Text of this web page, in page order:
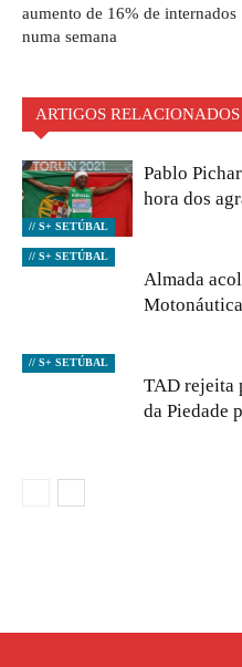
aumento de 16% de internados
numa semana
ARTIGOS RELACIONADOS
// S+ SETÚBAL
Pablo
hora dos
// S+ SETÚBAL
Almada
// S+ SETÚBAL
TAD rejeita
da Piedade